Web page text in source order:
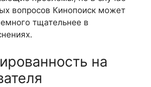
вопросов Кинопоиск может
тщательнее в
на